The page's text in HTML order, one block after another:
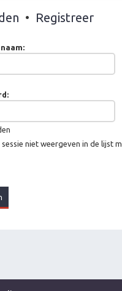
• Registreer
niet weergeven in de lijst